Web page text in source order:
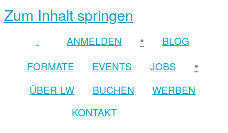
Zum Inhalt springen
ANMELDEN •
BLOG
FORMATE
EVENTS JOBS •
ÜBER LW BUCHEN
WERBEN
KONTAKT